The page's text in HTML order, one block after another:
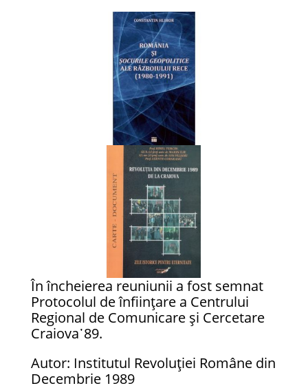
În încheierea reuniunii a fost semnat
Protocolul de înființare a Centrului
Regional de Comunicare și Cercetare
Craiova᾿89.
Autor: Institutul Revoluției Române din
Decembrie 1989